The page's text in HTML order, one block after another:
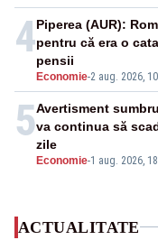
4
Economie-2 aug. 2026,
Piperea (AUR):
pentru că era o
pensii
5
Economie-1 aug. 2026,
Avertisment
va continua să
zile
ACTUALITATE